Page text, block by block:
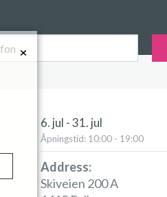
6. jul - 31. jul
Åpningstid: 10:00 - 19:00
Address:
Skiveien 200 A
×